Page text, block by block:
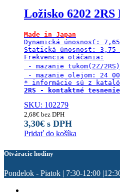
Ložisko 6202 2RS
Made in Japan
Dynamická únosnosť:
Statická únosnosť: 3,75
Frekvencia otáčania:
- mazanie tukom(2Z/
- mazanie olejom: 24
2RS - kontaktné
SKU: 102279
2,68€ bez DPH
3,30€ s DPH
Pridať do košíka
Otváracie hodiny
Pondelok - Piatok | 7:30-12:00